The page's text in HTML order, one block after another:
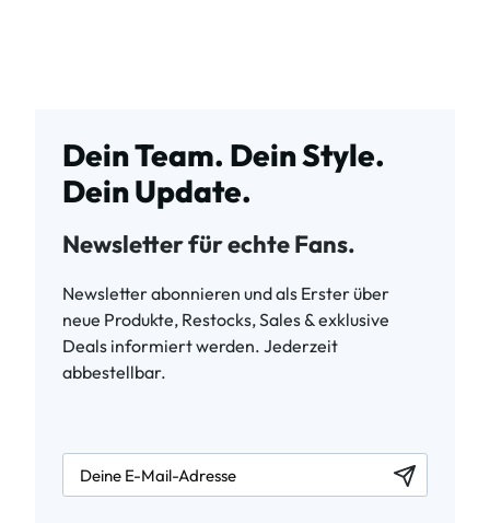
Dein Team. Dein Style.
Dein Update.
Newsletter für echte Fans.
Newsletter abonnieren und als Erster über
neue Produkte, Restocks, Sales & exklusive
Deals informiert werden. Jederzeit
abbestellbar.
newsletter.labelEmail